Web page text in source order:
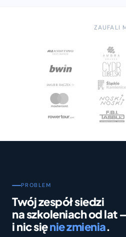
ZAUFALI
PROBLEM
Twój zespół siedzi
na szkoleniach od lat
i nic sięnie zmienia.